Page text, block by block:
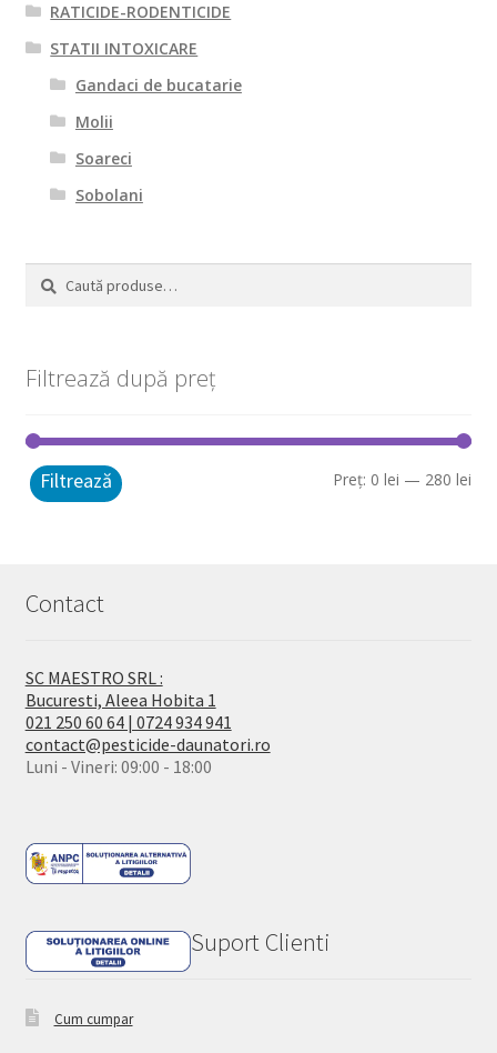
RATICIDE-RODENTICIDE
STATII INTOXICARE
Gandaci de bucatarie
Molii
Soareci
Sobolani
Caută
Caută
Filtrează după preț
Filtrează Preț: 0 lei — 280 lei
Contact
SC MAESTRO SRL :
Bucuresti, Aleea Hobita 1
021 250 60 64 | 0724 934 941
contact@pesticide-daunatori.ro
Luni - Vineri: 09:00 - 18:00
Suport Clienti
Cum cumpar